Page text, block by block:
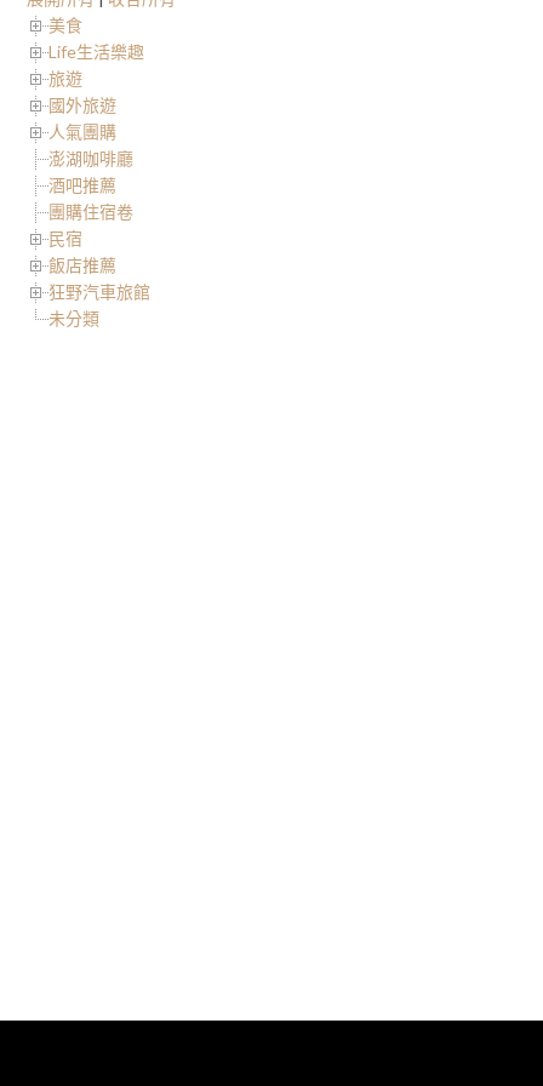
美食
Life生活樂趣
旅遊
國外旅遊
人氣團購
澎湖咖啡廳
酒吧推薦
團購住宿卷
民宿
飯店推薦
狂野汽車旅館
未分類